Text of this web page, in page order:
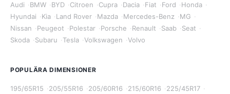
Audi ·BMW ·BYD ·Citroen ·Cupra ·Dacia ·Fiat ·Ford ·Honda ·
Hyundai ·Kia ·Land Rover ·Mazda ·Mercedes-Benz ·MG ·
Nissan ·Peugeot ·Polestar ·Porsche ·Renault ·Saab ·Seat ·
Skoda ·Subaru ·Tesla ·Volkswagen ·Volvo
POPULÄRA DIMENSIONER
195/65R15 ·205/55R16 ·205/60R16 ·215/60R16 ·225/45R17 ·